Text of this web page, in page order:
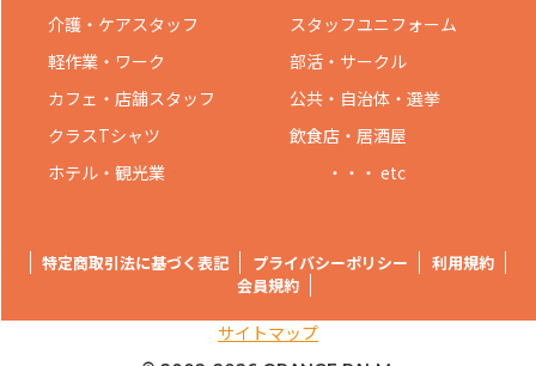
介護・ケアスタッフ
スタッフユニフォーム
軽作業・ワーク
部活・サークル
カフェ・店舗スタッフ
公共・自治体・選挙
クラスTシャツ
飲食店・居酒屋
ホテル・観光業
・・・ etc
特定商取引法に基づく表記 プライバシーポリシー
利用規約
会員規約
サイトマップ